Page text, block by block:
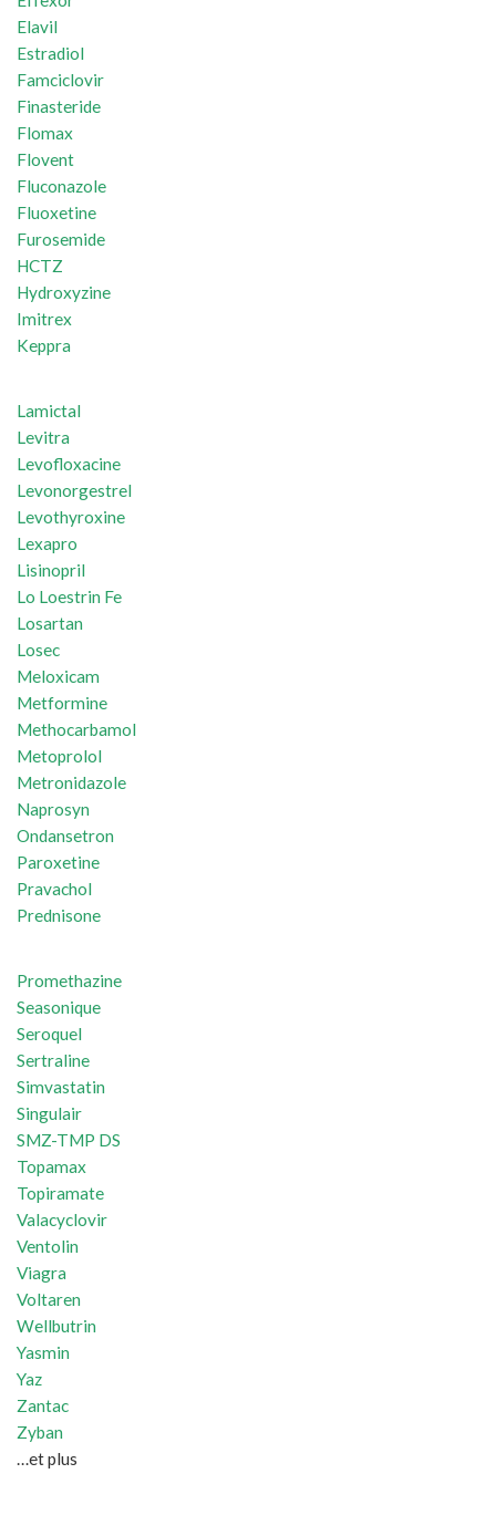
Elavil
Estradiol
Famciclovir
Finasteride
Flomax
Flovent
Fluconazole
Fluoxetine
Furosemide
HCTZ
Hydroxyzine
Imitrex
Keppra
Lamictal
Levitra
Levofloxacine
Levonorgestrel
Levothyroxine
Lexapro
Lisinopril
Lo Loestrin Fe
Losartan
Losec
Meloxicam
Metformine
Methocarbamol
Metoprolol
Metronidazole
Naprosyn
Ondansetron
Paroxetine
Pravachol
Prednisone
Promethazine
Seasonique
Seroquel
Sertraline
Simvastatin
Singulair
SMZ-TMP DS
Topamax
Topiramate
Valacyclovir
Ventolin
Viagra
Voltaren
Wellbutrin
Yasmin
Yaz
Zantac
Zyban
…et plus